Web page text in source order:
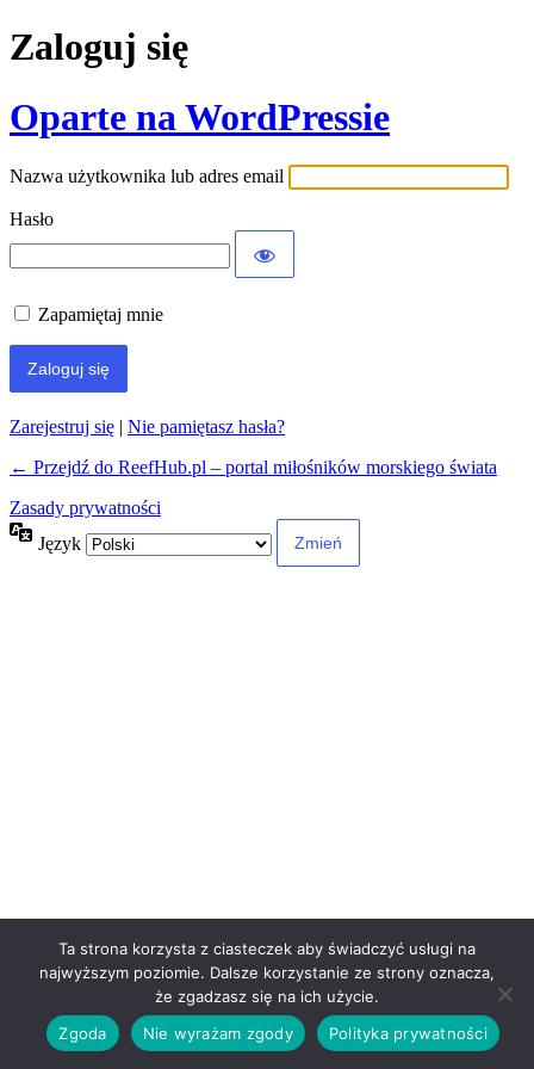
Zaloguj się
Oparte na WordPressie
Nazwa użytkownika lub adres email
Hasło
Zapamiętaj mnie
Zarejestruj się | Nie pamiętasz hasła?
← Przejdź do ReefHub.pl – portal miłośników morskiego świata
Zasady prywatności
Język
Ta strona korzysta z ciasteczek aby świadczyć usługi na
najwyższym poziomie. Dalsze korzystanie ze strony oznacza,
że zgadzasz się na ich użycie.
Zgoda
Nie wyrażam zgody Polityka prywatności